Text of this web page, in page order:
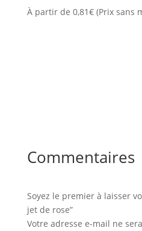
À partir de 0,81€(Prix sans
Commentaires
Soyez le premier à laisser
jet de rose”
Votre adresse e-mail ne